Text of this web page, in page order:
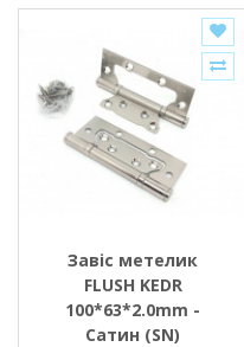
Завіс метелик
FLUSH KEDR
100*63*2.0mm -
Сатин (SN)